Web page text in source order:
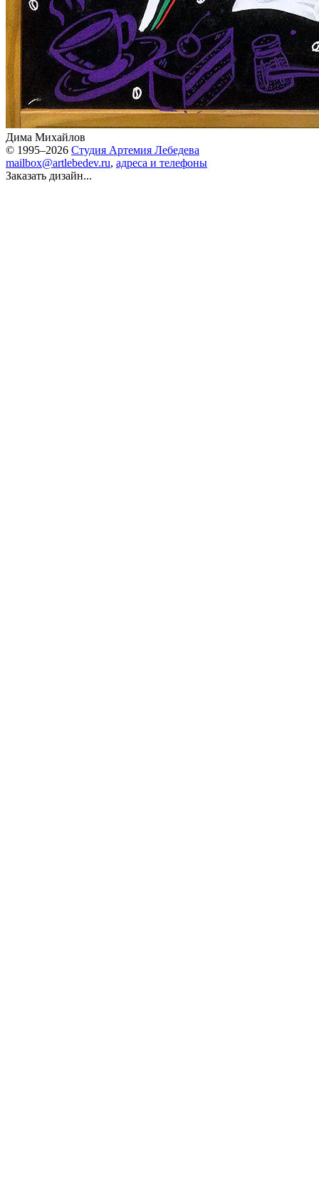
Дима Михайлов
© 1995–2026 Студия Артемия Лебедева
mailbox@artlebedev.ru, адреса и телефоны
Заказать дизайн...